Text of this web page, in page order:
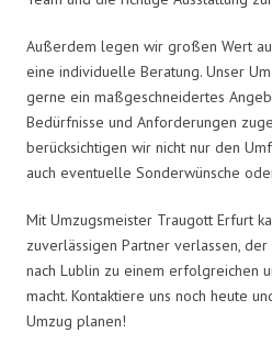
Außerdem legen wir großen Wert
eine individuelle Beratung. Unser
gerne ein maßgeschneidertes
Bedürfnisse und Anforderungen
berücksichtigen wir nicht nur den
auch eventuelle Sonderwünsche
Mit Umzugsmeister Traugott Erfurt
zuverlässigen Partner verlassen,
nach Lublin zu einem erfolgreichen
macht. Kontaktiere uns noch heute
Umzug planen!